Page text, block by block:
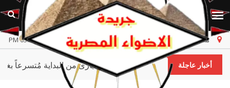
مصر الخميس، ٦ أغسطس ٢٠٢٦ أخر تحديث 03:51:02 PM
أخبار عاجلةفهل الطريق إلى قلبُه صعب أم إختيارى من البداية